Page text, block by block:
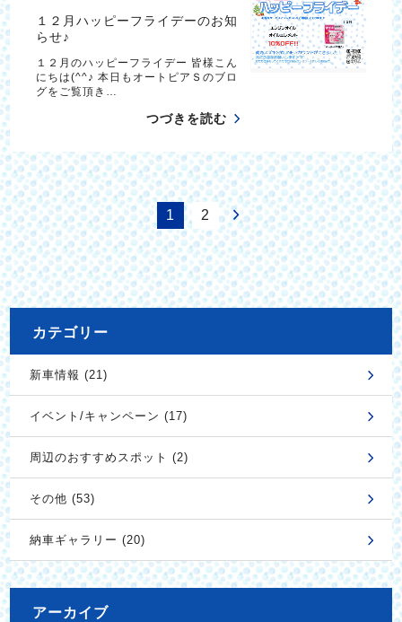
１２月ハッピーフライデーのお知
らせ♪
１２月のハッピーフライデー 皆様こん
にちは(^^♪ 本日もオートピアＳのブロ
グをご覧頂き…
つづきを読む
1 2
カテゴリー
新車情報 (21)
イベント/キャンペーン (17)
周辺のおすすめスポット (2)
その他 (53)
納車ギャラリー (20)
アーカイブ